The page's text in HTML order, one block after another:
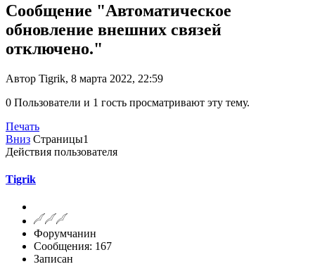
Сообщение "Автоматическое
обновление внешних связей
отключено."
Автор Tigrik, 8 марта 2022, 22:59
0 Пользователи и 1 гость просматривают эту тему.
Печать
Вниз Страницы1
Действия пользователя
Tigrik
Форумчанин
Сообщения: 167
Записан